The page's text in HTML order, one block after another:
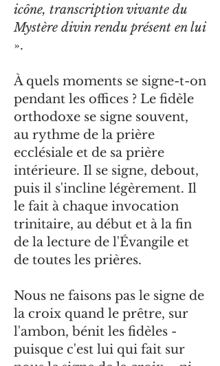
icône, transcription vivante du
Mystère divin rendu présent en lui
».
À quels moments se signe-t-on
pendant les offices ? Le fidèle
orthodoxe se signe souvent,
au rythme de la prière
ecclésiale et de sa prière
intérieure. Il se signe, debout,
puis il s'incline légèrement. Il
le fait à chaque invocation
trinitaire, au début et à la fin
de la lecture de l'Évangile et
de toutes les prières.
Nous ne faisons pas le signe de
la croix quand le prêtre, sur
l'ambon, bénit les fidèles -
puisque c'est lui qui fait sur